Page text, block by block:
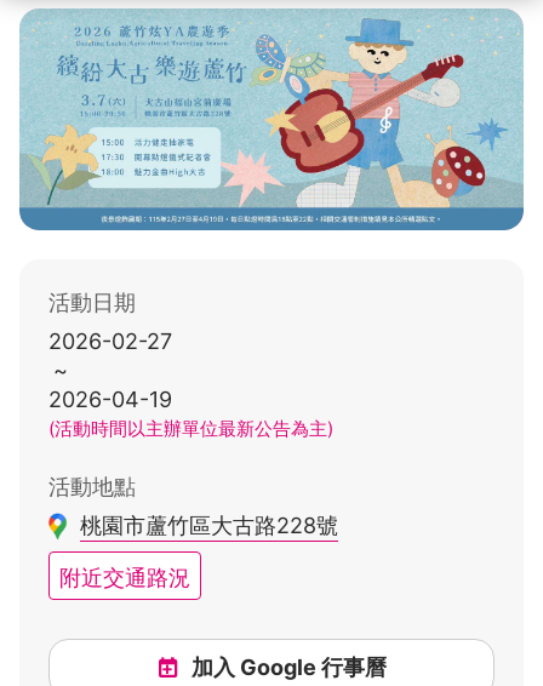
活動日期
2026-02-27
~
2026-04-19
(活動時間以主辦單位最新公告為主)
活動地點
桃園市蘆竹區大古路228號
附近交通路況
加入 Google 行事曆